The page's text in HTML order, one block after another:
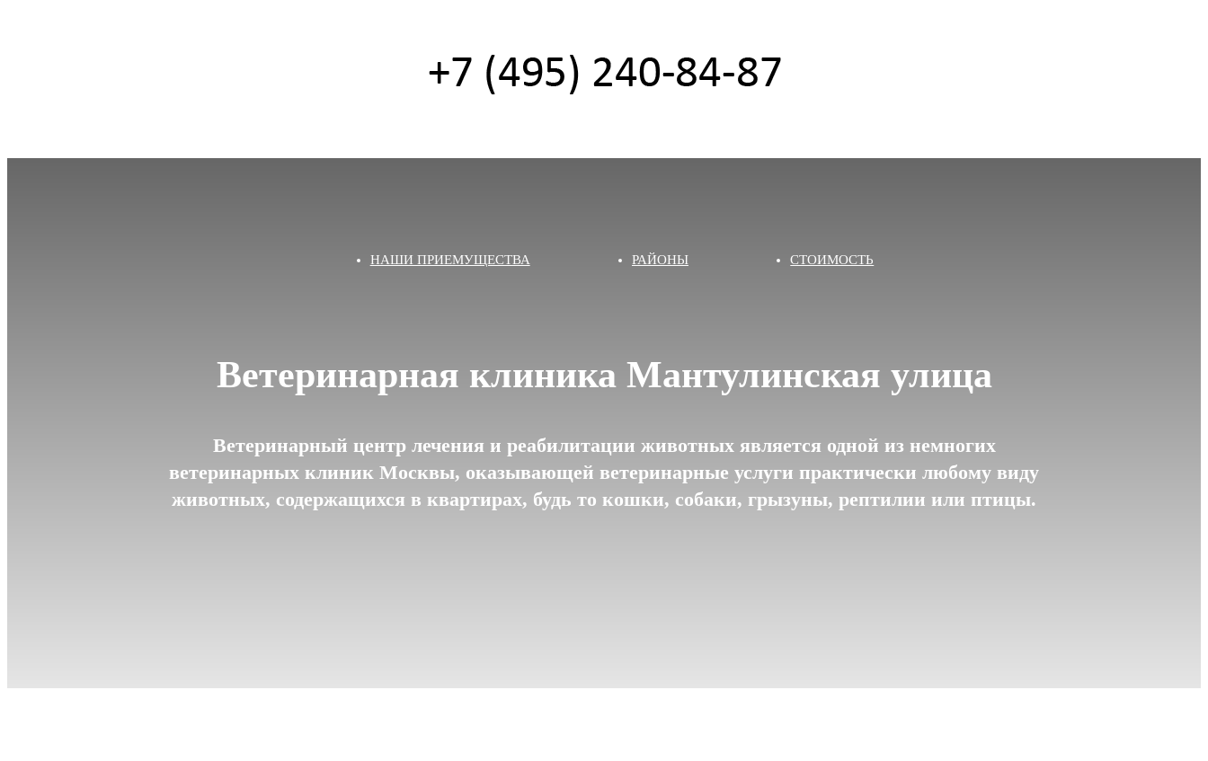
НАШИ ПРИЕМУЩЕСТВА РАЙОНЫ СТОИМОСТЬ
Ветеринарная клиника Мантулинская улица
Ветеринарный центр лечения и реабилитации животных является одной из немногих
ветеринарных клиник Москвы, оказывающей ветеринарные услуги практически любому виду
животных, содержащихся в квартирах, будь то кошки, собаки, грызуны, рептилии или птицы.